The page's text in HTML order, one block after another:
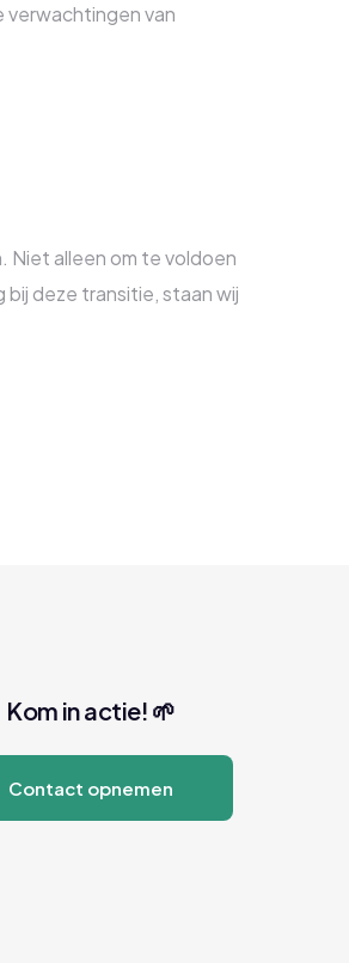
verwachtingen van
Niet alleen om te voldoen
bij deze transitie, staan wij
Kom in actie! 🌱
Contact opnemen